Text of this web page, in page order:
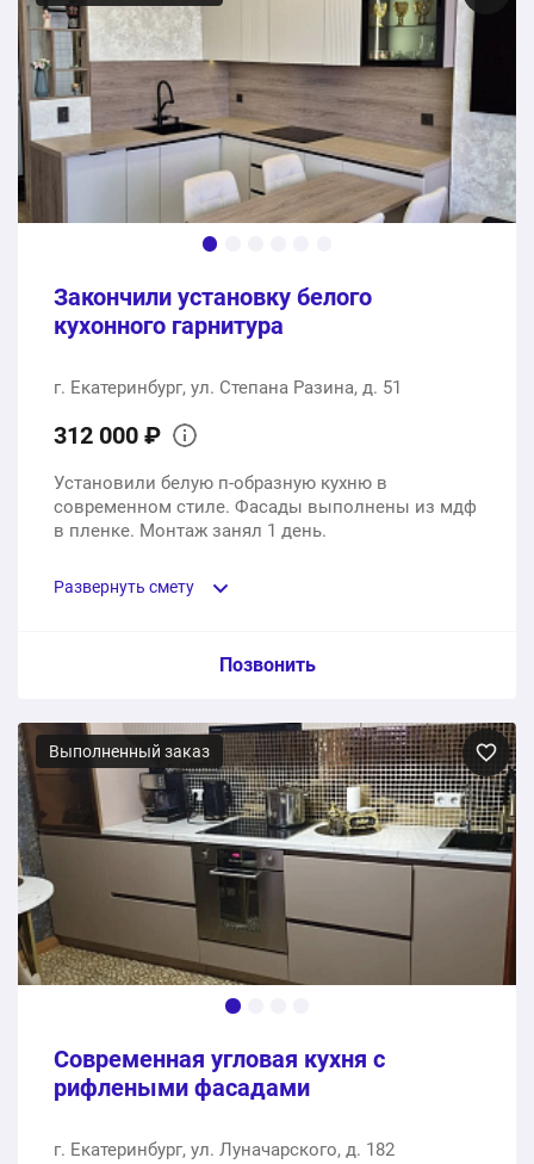
Закончили установку белого
кухонного гарнитура
г. Екатеринбург, ул. Степана Разина, д. 51
312 000 ₽
Установили белую п-образную кухню в
современном стиле. Фасады выполнены из мдф
в пленке. Монтаж занял 1 день.
Развернуть смету
Пункт сметы / Ед. изм. / Цена
П-образный кухонный гарнитур с белыми фасадами
и пристроенным обеденным столом
312000 ₽
Общая стоимость: 312000 ₽
Позвонить
Выполненный заказ
Современная угловая кухня с
рифлеными фасадами
г. Екатеринбург, ул. Луначарского, д. 182